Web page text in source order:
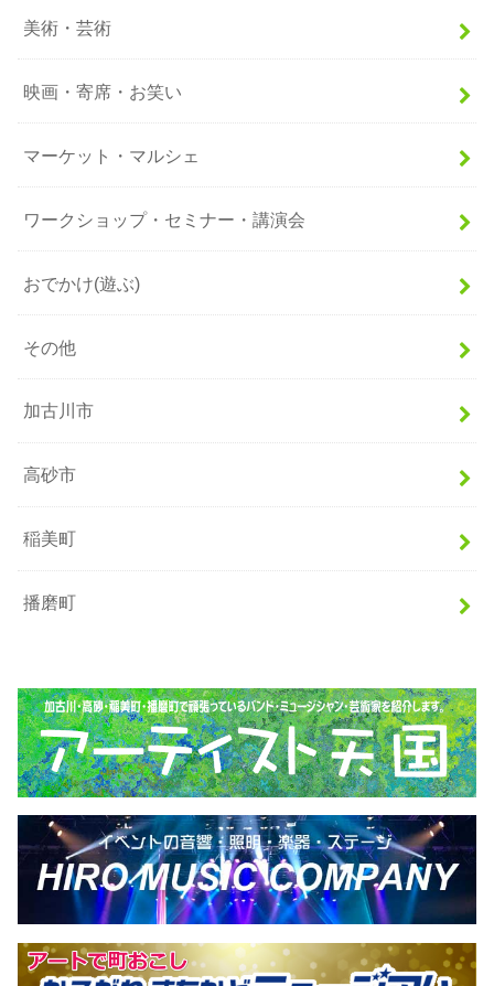
美術・芸術
映画・寄席・お笑い
マーケット・マルシェ
ワークショップ・セミナー・講演会
おでかけ(遊ぶ)
その他
加古川市
高砂市
稲美町
播磨町